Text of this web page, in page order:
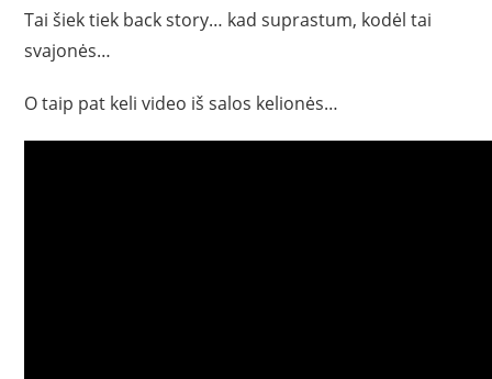
Tai šiek tiek back story… kad suprastum, kodėl tai
svajonės…
O taip pat keli video iš salos kelionės…